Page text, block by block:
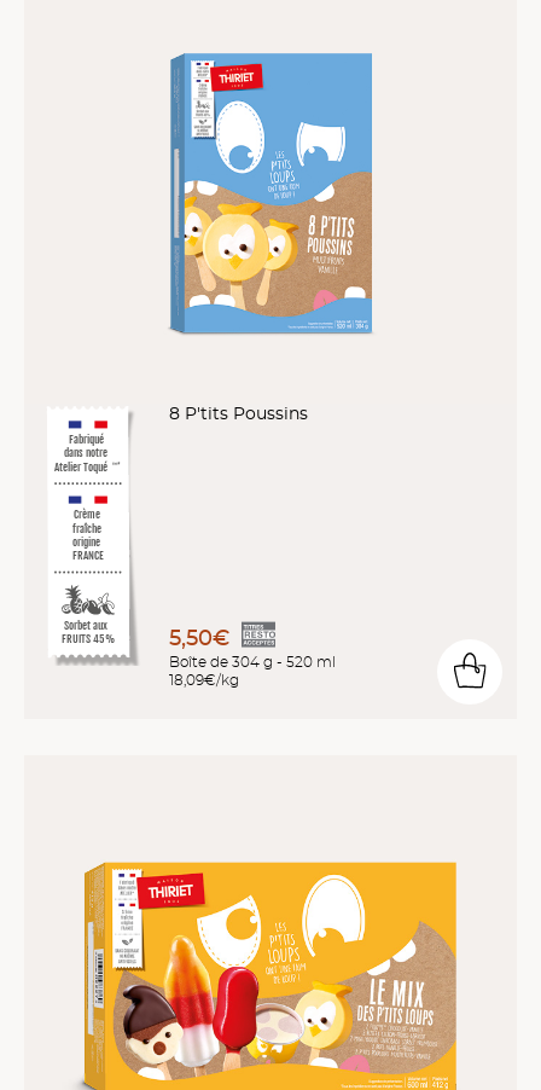
Fabriqué
dans notre
Atelier Toqué
™*
Crème
fraîche
origine
FRANCE
Sorbet aux
FRUITS 45%
8 P'tits Poussins
5,50€
Boîte de 304 g - 520 ml
18,09€/kg